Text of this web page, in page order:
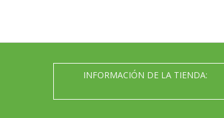
INFORMACIÓN DE LA TIENDA: